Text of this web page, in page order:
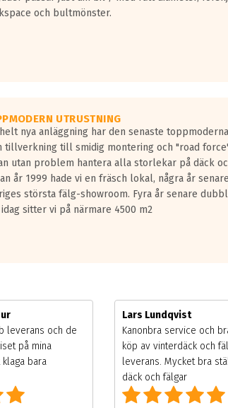
vågor
enligt nya
och bultmönster.
UTRUSTNING
nya anläggning har den senaste
tillverkning till smidig montering och "road
utan problem hantera alla storlekar på däck
år 1999 hade vi en fräsch lokal, några år
största fälg-showroom. Fyra år senare
sitter vi på närmare 4500 m2
leverans och de
på mina
bara
Lars Lundqvist
Kanonbra service och
köp av vinterdäck och
leverans. Mycket bra
däck och fälgar